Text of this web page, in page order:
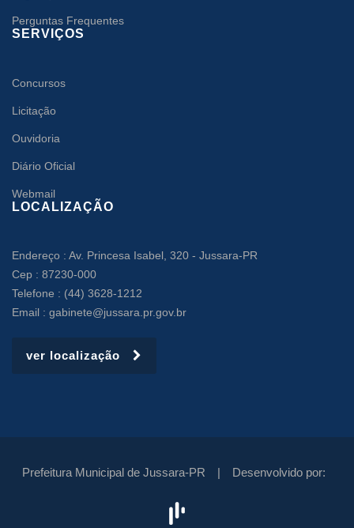
Perguntas Frequentes
SERVIÇOS
Concursos
Licitação
Ouvidoria
Diário Oficial
Webmail
LOCALIZAÇÃO
Endereço : Av. Princesa Isabel, 320 - Jussara-PR
Cep : 87230-000
Telefone : (44) 3628-1212
Email : gabinete@jussara.pr.gov.br
ver localização
Prefeitura Municipal de Jussara-PR | Desenvolvido por: